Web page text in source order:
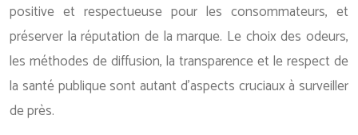
positive et respectueuse pour les consommateurs, et
préserver la réputation de la marque. Le choix des odeurs,
les méthodes de diffusion, la transparence et le respect de
la santé publique sont autant d’aspects cruciaux à surveiller
de près.